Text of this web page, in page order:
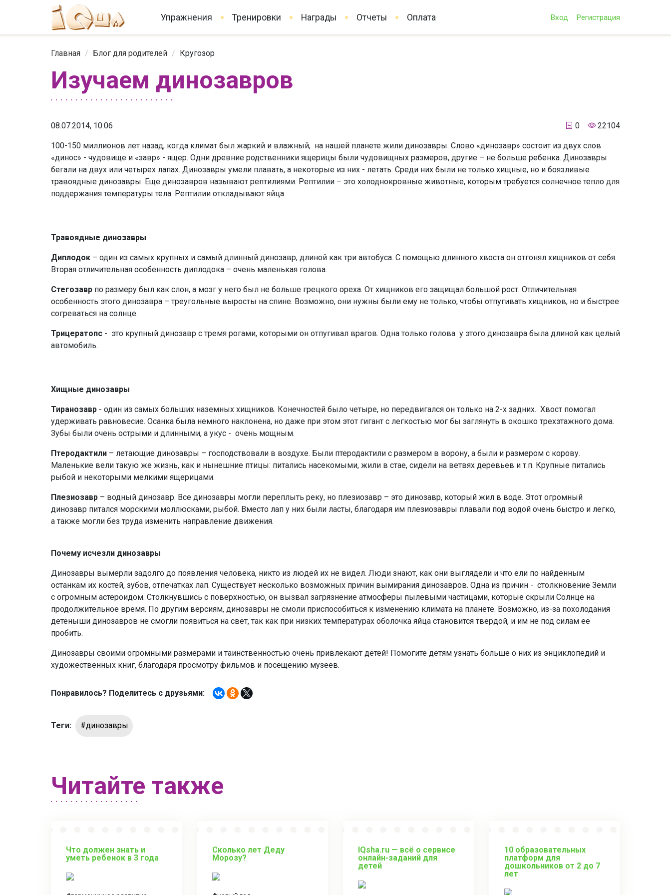
Упражнения Тренировки Награды Отчеты Оплата Вход Регистрация
Главная / Блог для родителей / Кругозор
Изучаем динозавров
08.07.2014, 10:06 0 22104
100-150 миллионов лет назад, когда климат был жаркий и влажный, на нашей планете жили динозавры. Слово «динозавр» состоит из двух слов
«динос» - чудовище и «завр» - ящер. Одни древние родственники ящерицы были чудовищных размеров, другие – не больше ребенка. Динозавры
бегали на двух или четырех лапах. Динозавры умели плавать, а некоторые из них - летать. Среди них были не только хищные, но и боязливые
травоядные динозавры. Еще динозавров называют рептилиями. Рептилии – это холоднокровные животные, которым требуется солнечное тепло для
поддержания температуры тела. Рептилии откладывают яйца.
Травоядные динозавры
Диплодок – один из самых крупных и самый длинный динозавр, длиной как три автобуса. С помощью длинного хвоста он отгонял хищников от себя.
Вторая отличительная особенность диплодока – очень маленькая голова.
Стегозавр по размеру был как слон, а мозг у него был не больше грецкого ореха. От хищников его защищал большой рост. Отличительная
особенность этого динозавра – треугольные выросты на спине. Возможно, они нужны были ему не только, чтобы отпугивать хищников, но и быстрее
согреваться на солнце.
Трицератопс - это крупный динозавр с тремя рогами, которыми он отпугивал врагов. Одна только голова у этого динозавра была длиной как целый
автомобиль.
Хищные динозавры
Тиранозавр - один из самых больших наземных хищников. Конечностей было четыре, но передвигался он только на 2-х задних. Хвост помогал
удерживать равновесие. Осанка была немного наклонена, но даже при этом этот гигант с легкостью мог бы заглянуть в окошко трехэтажного дома.
Зубы были очень острыми и длинными, а укус - очень мощным.
Птеродактили – летающие динозавры – господствовали в воздухе. Были птеродактили с размером в ворону, а были и размером с корову.
Маленькие вели такую же жизнь, как и нынешние птицы: питались насекомыми, жили в стае, сидели на ветвях деревьев и т.п. Крупные питались
рыбой и некоторыми мелкими ящерицами.
Плезиозавр – водный динозавр. Все динозавры могли переплыть реку, но плезиозавр – это динозавр, который жил в воде. Этот огромный
динозавр питался морскими моллюсками, рыбой. Вместо лап у них были ласты, благодаря им плезиозавры плавали под водой очень быстро и легко,
а также могли без труда изменить направление движения.
Почему исчезли динозавры
Динозавры вымерли задолго до появления человека, никто из людей их не видел. Люди знают, как они выглядели и что ели по найденным
останкам их костей, зубов, отпечатках лап. Существует несколько возможных причин вымирания динозавров. Одна из причин - столкновение Земли
с огромным астероидом. Столкнувшись с поверхностью, он вызвал загрязнение атмосферы пылевыми частицами, которые скрыли Солнце на
продолжительное время. По другим версиям, динозавры не смоли приспособиться к изменению климата на планете. Возможно, из-за похолодания
детеныши динозавров не смогли появиться на свет, так как при низких температурах оболочка яйца становится твердой, и им не под силам ее
пробить.
Динозавры своими огромными размерами и таинственностью очень привлекают детей! Помогите детям узнать больше о них из энциклопедий и
художественных книг, благодаря просмотру фильмов и посещению музеев.
Понравилось? Поделитесь с друзьями:
Теги: #динозавры
Читайте также
Что должен знать и
уметь ребенок в 3 года
Сколько лет Деду
Морозу?
IQsha.ru — всё о сервисе
онлайн-заданий для
детей
10 образовательных
платформ для
дошкольников от 2 до 7
лет